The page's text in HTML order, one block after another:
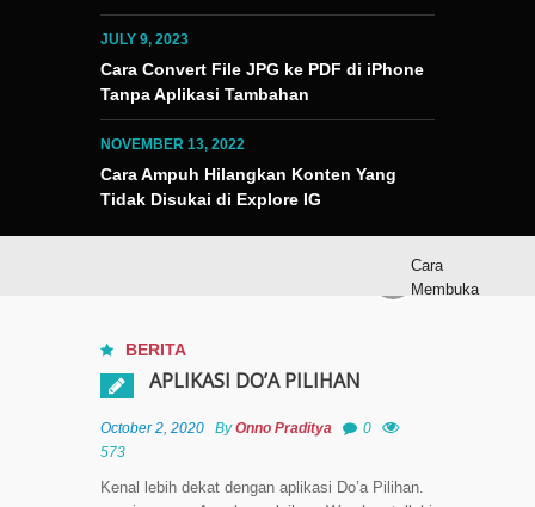
JULY 9, 2023
Cara Convert File JPG ke PDF di iPhone
Tanpa Aplikasi Tambahan
NOVEMBER 13, 2022
Cara Ampuh Hilangkan Konten Yang
Tidak Disukai di Explore IG
Cara
Membuka
File JPG
BERITA
APLIKASI DO’A PILIHAN
October 2, 2020 ByOnno Praditya
0
573
Kenal lebih dekat dengan aplikasi Do’a Pilihan.